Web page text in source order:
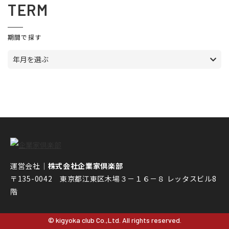
TERM
期間で探す
年月を選ぶ
運営会社｜ 株式会社企業家倶楽部
〒135-0042 東京都江東区木場３－１６－８ レッタスビル8
階
© kigyoka club Co.,Ltd. All rights reserved.